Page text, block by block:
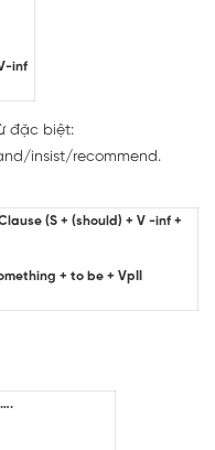
inf
đặc biệt:
insist/recommend.
(S + (should) + V -inf +
+ to be + VpII
….